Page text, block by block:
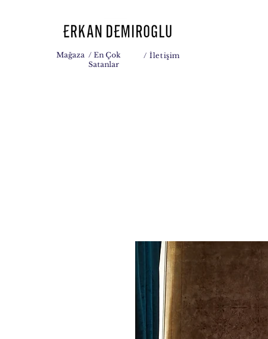
Mağaza / En Çok
Satanlar
/ İletişim